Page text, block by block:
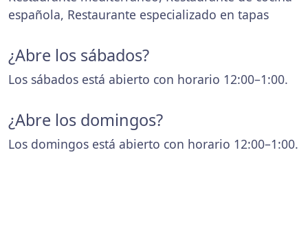
española, Restaurante especializado en tapas
¿Abre los sábados?
Los sábados está abierto con horario 12:00–1:00.
¿Abre los domingos?
Los domingos está abierto con horario 12:00–1:00.